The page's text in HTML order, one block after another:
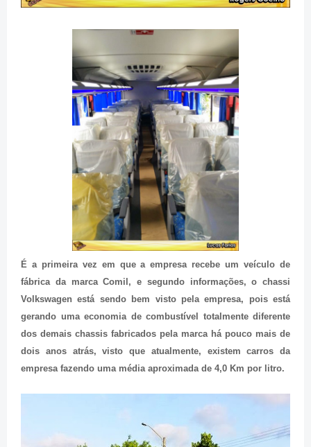
É a primeira vez em que a empresa recebe um veículo de
fábrica da marca Comil, e segundo informações, o chassi
Volkswagen está sendo bem visto pela empresa, pois está
gerando uma economia de combustível totalmente diferente
dos demais chassis fabricados pela marca há pouco mais de
dois anos atrás, visto que atualmente, existem carros da
empresa fazendo uma média aproximada de 4,0 Km por litro.